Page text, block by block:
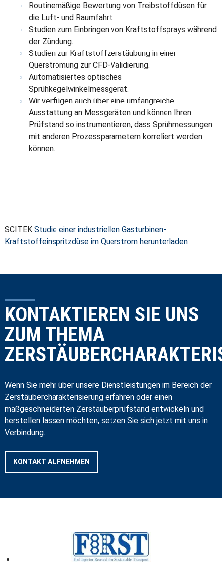
Routinemäßige Bewertung von Treibstoffdüsen für
die Luft- und Raumfahrt.
Studien zum Einbringen von Kraftstoffsprays während
der Zündung.
Studien zur Kraftstoffzerstäubung in einer
Querströmung zur CFD-Validierung.
Automatisiertes optisches
Sprühkegelwinkelmessgerät.
Wir verfügen auch über eine umfangreiche
Ausstattung an Messgeräten und können Ihren
Prüfstand so instrumentieren, dass Sprühmessungen
mit anderen Prozessparametern korreliert werden
können.
SCITEK Studie einer industriellen Gasturbinen-
Kraftstoffeinspritzdüse im Querstrom herunterladen
KONTAKTIEREN SIE UNS
ZUM THEMA
Wenn Sie mehr über unsere Dienstleistungen im Bereich der
Zerstäubercharakterisierung erfahren oder einen
maßgeschneiderten Zerstäuberprüfstand entwickeln und
herstellen lassen möchten, setzen Sie sich jetzt mit uns in
Verbindung.
KONTAKT AUFNEHMEN